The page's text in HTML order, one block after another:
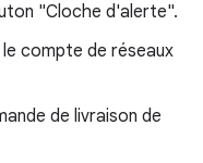
"Cloche d'alerte".
compte de réseaux
de livraison de